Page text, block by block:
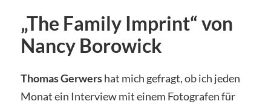
„The Family Imprint“ von
Nancy Borowick
Thomas Gerwershat mich gefragt, ob ich jeden
Monat ein Interview mit einem Fotografen für